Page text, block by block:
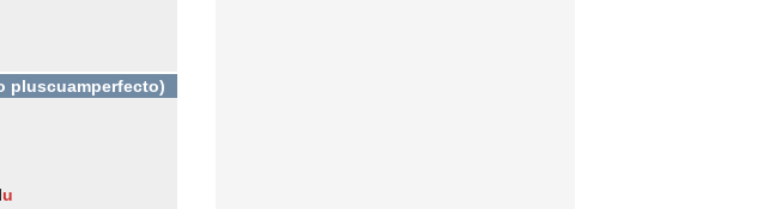
pluscuamperfecto)
u